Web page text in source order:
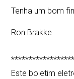
Tenha um bom
Ron Brakke
Este boletim